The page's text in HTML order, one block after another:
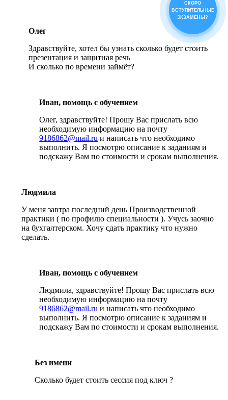
Олег
Здравствуйте, хотел бы узнать сколько будет стоить
презентация и защитная речь
И сколько по времени займёт?
Иван, помощь с обучением
Олег, здравствуйте! Прошу Вас прислать всю
необходимую информацию на почту
9186862@mail.ru и написать что необходимо
выполнить. Я посмотрю описание к заданиям и
подскажу Вам по стоимости и срокам выполнения.
Людмила
У меня завтра последний день Производственной
практики ( по профилю специальности ). Учусь заочно
на бухгалтерском. Хочу сдать практику что нужно
сделать.
Иван, помощь с обучением
Людмила, здравствуйте! Прошу Вас прислать всю
необходимую информацию на почту
9186862@mail.ru и написать что необходимо
выполнить. Я посмотрю описание к заданиям и
подскажу Вам по стоимости и срокам выполнения.
Без имени
Сколько будет стоить сессия под ключ ?
СКОРО
ВСТУПИТЕЛЬНЫЕ
ЭКЗАМЕНЫ?